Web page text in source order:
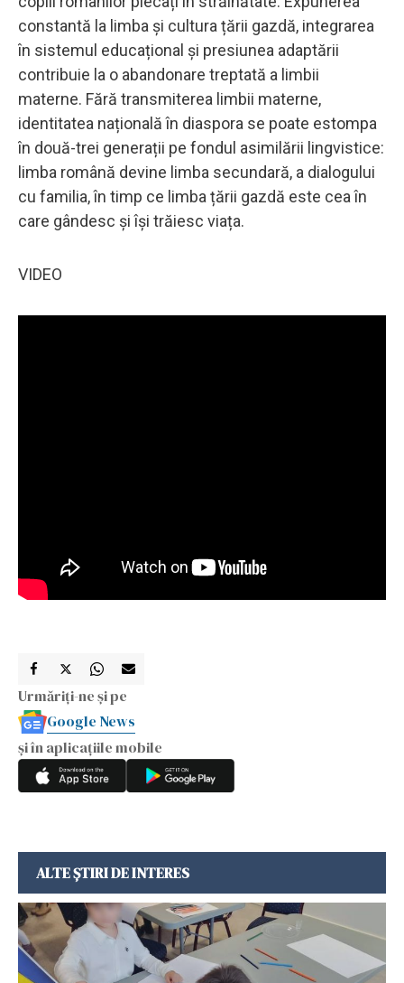
constantă la limba și cultura țării gazdă, integrarea
în sistemul educațional și presiunea adaptării
contribuie la o abandonare treptată a limbii
materne. Fără transmiterea limbii materne,
identitatea națională în diaspora se poate estompa
în două-trei generații pe fondul asimilării lingvistice:
limba română devine limba secundară, a dialogului
cu familia, în timp ce limba țării gazdă este cea în
care gândesc și își trăiesc viața.
VIDEO
Urmăriți-ne și pe
Google News
și în aplicațiile mobile
ALTE ȘTIRI DE INTERES